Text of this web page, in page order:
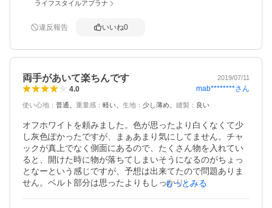
ライフスタイルアブラナ
違反報告 いいね0
両手があいて楽ちんです 2019/07/11
4.0 mab********さん
使い心地 ： 普通 重量感 ： 軽い 生地 ： 少し薄め 縫製 ： 良い
オフホワイトを頼みました。色が思ったより白くなくて少
し灰色ぽかったですが、まぁあまり気にしてません。チャ
ックが真上でなく側面にあるので、たくさん物を入れてい
ると、開けた時に物が落ちてしまいそうになるのがちょっ
となーという感じですが、予想は出来てたので問題ありま
せん。ベルト部分は思ったよりもしっかりしてて良かった
もっとみる